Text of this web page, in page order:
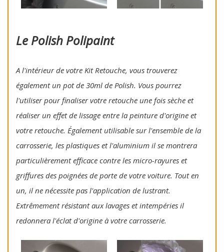
Le Polish Polipaint
A l'intérieur de votre Kit Retouche, vous trouverez
également un pot de 30ml de Polish. Vous pourrez
l'utiliser pour finaliser votre retouche une fois sèche et
réaliser un effet de lissage entre la peinture d'origine et
votre retouche. Également utilisable sur l'ensemble de la
carrosserie, les plastiques et l'aluminium il se montrera
particulièrement efficace contre les micro-rayures et
griffures des poignées de porte de votre voiture. Tout en
un, il ne nécessite pas l'application de lustrant.
Extrêmement résistant aux lavages et intempéries il
redonnera l'éclat d'origine à votre carrosserie.